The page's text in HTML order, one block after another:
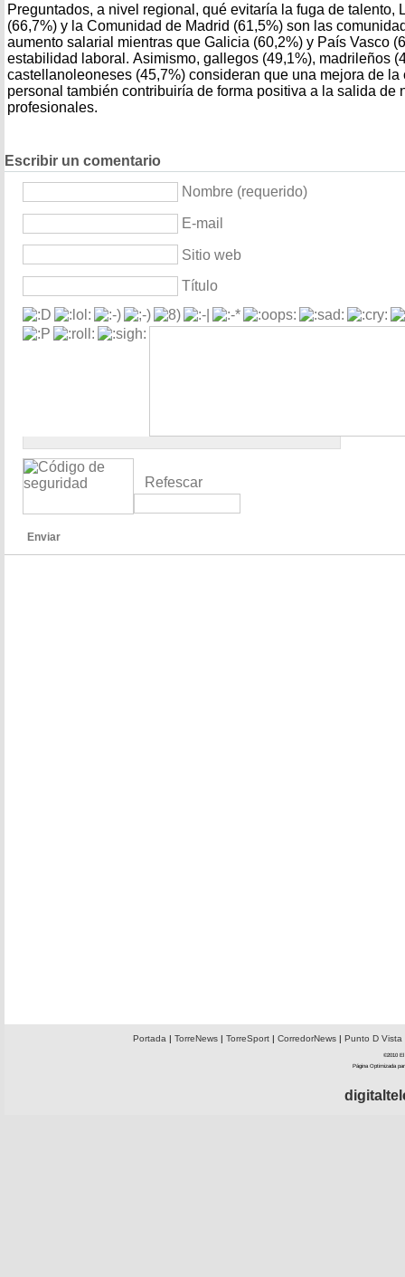
Preguntados, a nivel regional, qué evitaría la fuga de talento,
(66,7%) y la Comunidad de Madrid (61,5%) son las
aumento salarial mientras que Galicia (60,2%) y País Vasco
estabilidad laboral. Asimismo, gallegos (49,1%), madrileños
castellanoleoneses (45,7%) consideran que una mejora de
personal también contribuiría de forma positiva a la salida de
profesionales.
Escribir un comentario
Nombre (requerido)
E-mail
Sitio web
Título
Refescar
Enviar
Portada | TorreNews| TorreSport| CorredorNews| Punto D Vista
©2010 El
Página Optimizada